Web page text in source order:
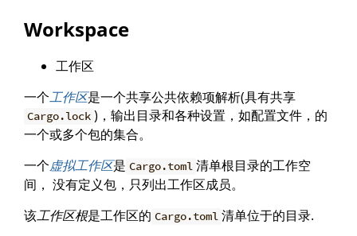
Workspace
工作区
一个工作区是一个共享公共依赖项解析(具有共享
Cargo.lock )，输出目录和各种设置，如配置文件，的
一个或多个包的集合。
一个虚拟工作区是 Cargo.toml 清单根目录的工作空
间， 没有定义包，只列出工作区成员。
该工作区根是工作区的 Cargo.toml 清单位于的目录.